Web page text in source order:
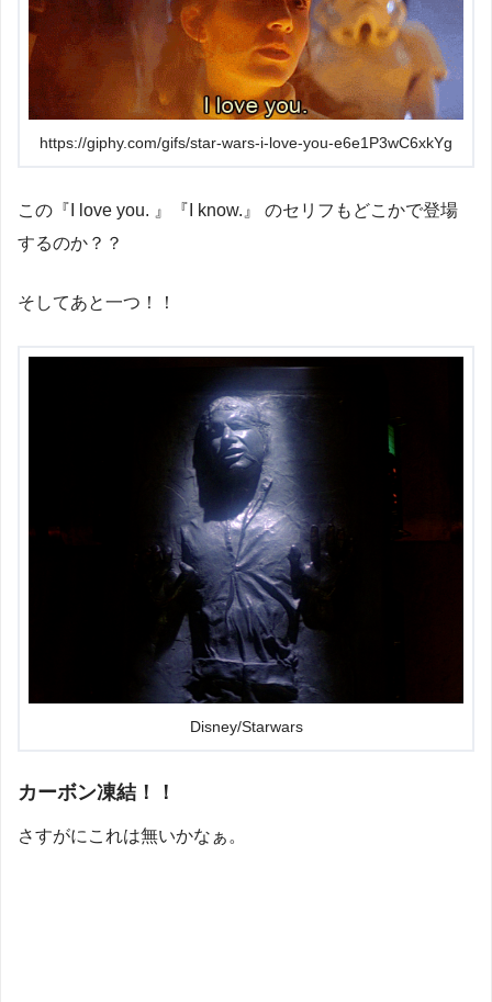
https://giphy.com/gifs/star-wars-i-love-you-e6e1P3wC6xkYg
この『I love you. 』『I know.』 のセリフもどこかで登場
するのか？？
そしてあと一つ！！
Disney/Starwars
カーボン凍結！！
さすがにこれは無いかなぁ。